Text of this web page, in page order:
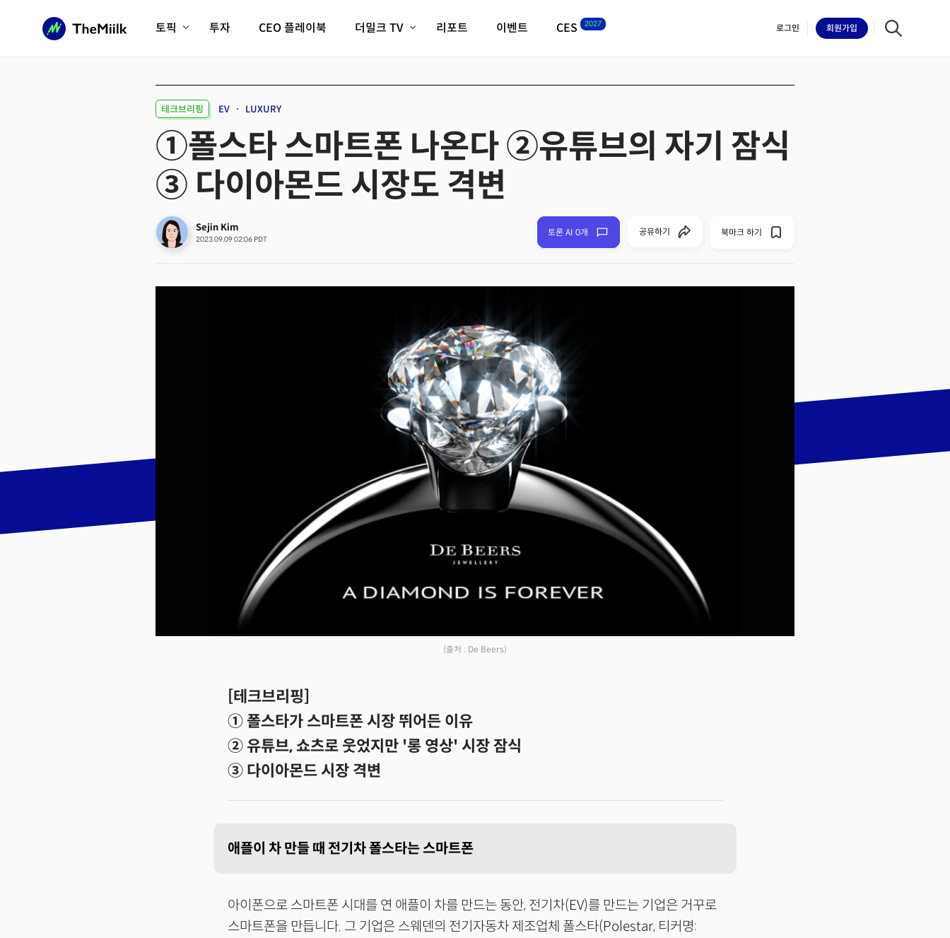
토픽
피지컬AI/로봇
AX비즈니스혁명 미래 교육/직업
전체 기사 보기
투자 CEO 플레이북 더밀크 TV
크리스의 뉴욕 시그널
더밀크 아카데미
더웨이브/트렌드쇼
리포트 이벤트 CES 2027
필드 가이드
CES2027 with TheMiilk
로그인 회원가입
테크브리핑 EV LUXURY
①폴스타 스마트폰 나온다 ②유튜브의 자기 잠식
③ 다이아몬드 시장도 격변
Sejin Kim
2023.09.09 02:06 PDT
토론 AI 0개 공유하기
Facebook Twitter
북마크 하기
(출처 : De Beers)
[테크브리핑]
① 폴스타가 스마트폰 시장 뛰어든 이유
② 유튜브, 쇼츠로 웃었지만 '롱 영상' 시장 잠식
③ 다이아몬드 시장 격변
애플이 차 만들 때 전기차 폴스타는 스마트폰
아이폰으로 스마트폰 시대를 연 애플이 차를 만드는 동안, 전기차(EV)를 만드는 기업은 거꾸로
스마트폰을 만듭니다. 그 기업은 스웨덴의 전기자동차 제조업체 폴스타(Polestar, 티커명: